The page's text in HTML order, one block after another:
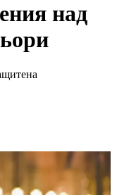
над